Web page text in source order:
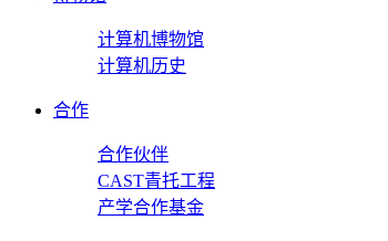
计算机博物馆
计算机历史
合作
合作伙伴
CAST青托工程
产学合作基金